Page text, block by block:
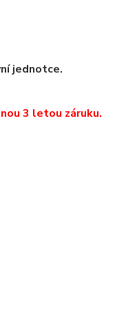
jednotce.
3 letou záruku.